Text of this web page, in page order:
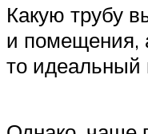
Какую трубу
и помещения,
то